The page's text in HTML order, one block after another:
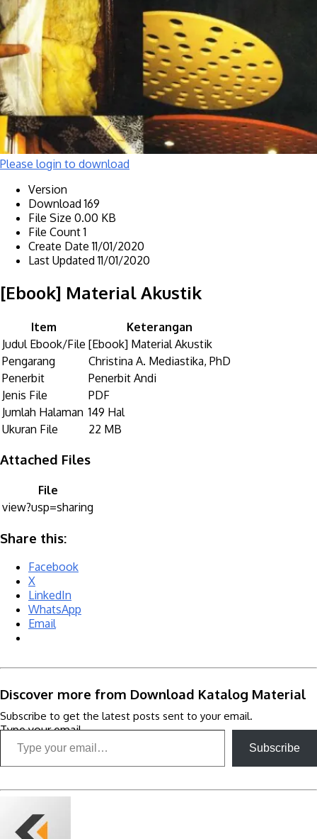
Please login to download
Version
Download169
File Size 0.00 KB
File Count1
Create Date11/01/2020
Last Updated11/01/2020
[Ebook] Material Akustik
Item
Keterangan
Judul Ebook/File [Ebook] Material Akustik
Pengarang
Christina A. Mediastika, PhD
Penerbit
Penerbit Andi
Jenis File
PDF
Jumlah Halaman 149 Hal
Ukuran File
22 MB
Attached Files
File
view?usp=sharing
Share this:
Facebook
X
LinkedIn
WhatsApp
Email
Discover more from Download Katalog Material
Subscribe to get the latest posts sent to your email.
Type your email…
Subscribe